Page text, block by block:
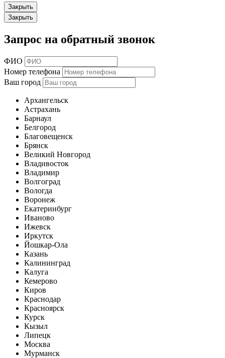
Закрыть
Закрыть
Запрос на обратный звонок
ФИО
Номер телефона
Ваш город
Архангельск
Астрахань
Барнаул
Белгород
Благовещенск
Брянск
Великий Новгород
Владивосток
Владимир
Волгоград
Вологда
Воронеж
Екатеринбург
Иваново
Ижевск
Иркутск
Йошкар-Ола
Казань
Калининград
Калуга
Кемерово
Киров
Краснодар
Красноярск
Курск
Кызыл
Липецк
Москва
Мурманск